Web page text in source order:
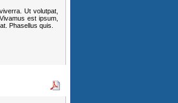
Ut volutpat,
est ipsum,
Phasellus quis.